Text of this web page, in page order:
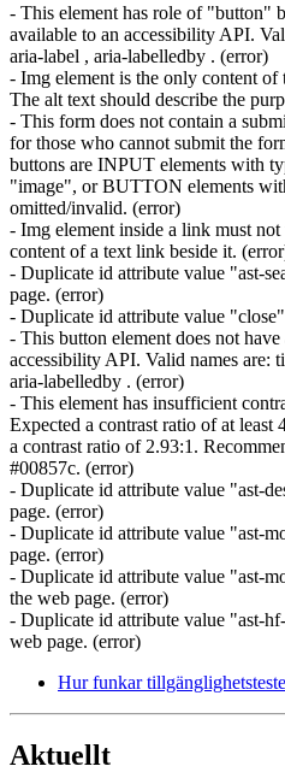
- This element has role of "button"
available to an accessibility API.
aria-label , aria-labelledby . (error)
- Img element is the only content
The alt text should describe the
- This form does not contain a
for those who cannot submit the
buttons are INPUT elements with
"image", or BUTTON elements
omitted/invalid. (error)
- Img element inside a link must
content of a text link beside it.
- Duplicate id attribute value "ast-
page. (error)
- Duplicate id attribute value
- This button element does not
accessibility API. Valid names are:
aria-labelledby . (error)
- This element has insufficient
Expected a contrast ratio of at least
a contrast ratio of 2.93:1.
#00857c. (error)
- Duplicate id attribute value "ast-
page. (error)
- Duplicate id attribute value "ast-
page. (error)
- Duplicate id attribute value "ast-
the web page. (error)
- Duplicate id attribute value "ast-
web page. (error)
Hur funkar
Aktuellt